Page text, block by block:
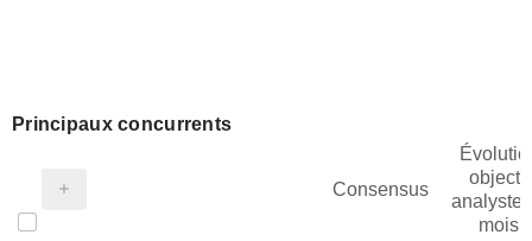
Principaux concurrents
Consensus
objectif
mois